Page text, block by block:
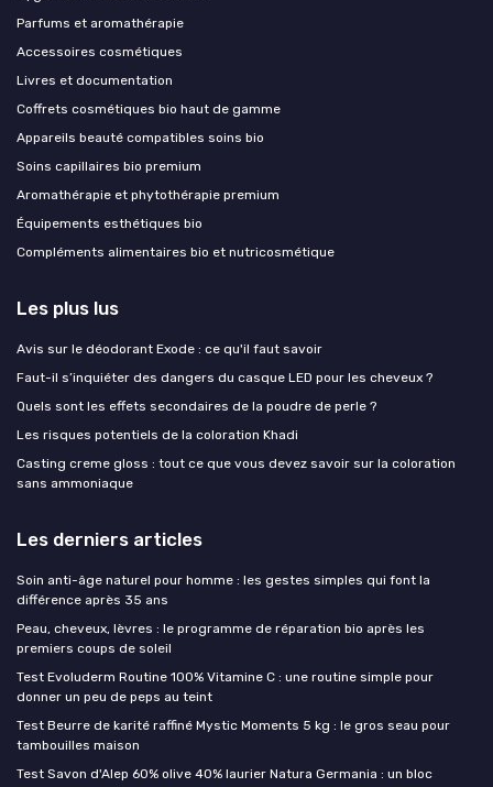
Parfums et aromathérapie
Accessoires cosmétiques
Livres et documentation
Coffrets cosmétiques bio haut de gamme
Appareils beauté compatibles soins bio
Soins capillaires bio premium
Aromathérapie et phytothérapie premium
Équipements esthétiques bio
Compléments alimentaires bio et nutricosmétique
Les plus lus
Avis sur le déodorant Exode : ce qu'il faut savoir
Faut-il s’inquiéter des dangers du casque LED pour les cheveux ?
Quels sont les effets secondaires de la poudre de perle ?
Les risques potentiels de la coloration Khadi
Casting creme gloss : tout ce que vous devez savoir sur la coloration
sans ammoniaque
Les derniers articles
Soin anti-âge naturel pour homme : les gestes simples qui font la
différence après 35 ans
Peau, cheveux, lèvres : le programme de réparation bio après les
premiers coups de soleil
Test Evoluderm Routine 100% Vitamine C : une routine simple pour
donner un peu de peps au teint
Test Beurre de karité raffiné Mystic Moments 5 kg : le gros seau pour
tambouilles maison
Test Savon d'Alep 60% olive 40% laurier Natura Germania : un bloc